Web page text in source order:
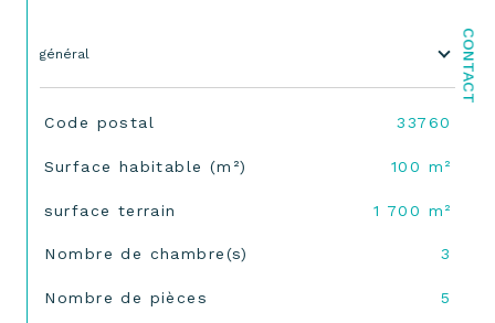
CONTACT
général
TRAD_SIROCCO_Caracteristique
Code postal 33760
Surface habitable (m²) 100 m²
surface terrain 1 700 m²
Nombre de chambre(s) 3
Nombre de pièces 5